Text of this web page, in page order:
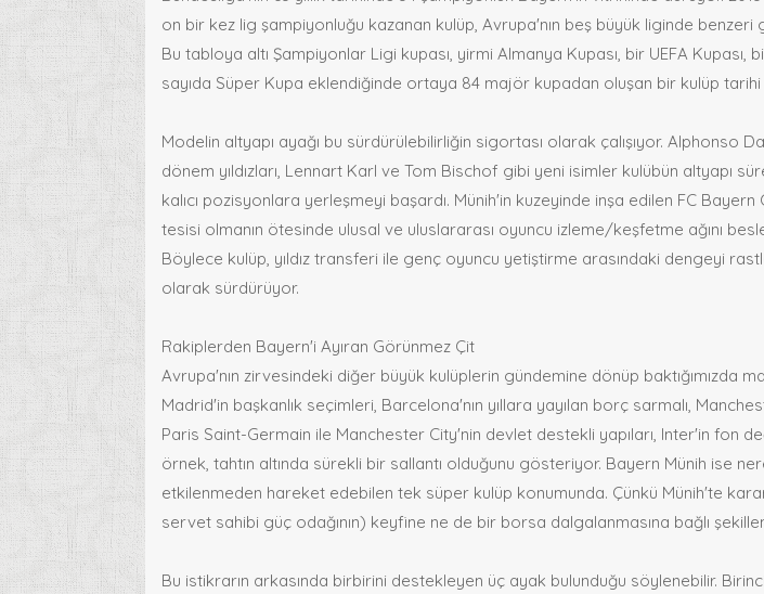
on bir kez lig şampiyonluğu kazanan kulüp, Avrupa'nın beş büyük liginde benzeri
Bu tabloya altı Şampiyonlar Ligi kupası, yirmi Almanya Kupası, bir UEFA Kupası,
sayıda Süper Kupa eklendiğinde ortaya 84 majör kupadan oluşan bir kulüp tarihi
Modelin altyapı ayağı bu sürdürülebilirliğin sigortası olarak çalışıyor. Alphonso
dönem yıldızları, Lennart Karl ve Tom Bischof gibi yeni isimler kulübün altyapı
kalıcı pozisyonlara yerleşmeyi başardı. Münih'in kuzeyinde inşa edilen FC
tesisi olmanın ötesinde ulusal ve uluslararası oyuncu izleme/keşfetme ağını
Böylece kulüp, yıldız transferi ile genç oyuncu yetiştirme arasındaki dengeyi
olarak sürdürüyor.
Rakiplerden Bayern'i Ayıran Görünmez Çit
Avrupa'nın zirvesindeki diğer büyük kulüplerin gündemine dönüp baktığımızda
Madrid'in başkanlık seçimleri, Barcelona'nın yıllara yayılan borç sarmalı,
Paris Saint-Germain ile Manchester City'nin devlet destekli yapıları, Inter'in fon
örnek, tahtın altında sürekli bir sallantı olduğunu gösteriyor. Bayern Münih ise
etkilenmeden hareket edebilen tek süper kulüp konumunda. Çünkü Münih'te
servet sahibi güç odağının) keyfine ne de bir borsa dalgalanmasına bağlı
Bu istikrarın arkasında birbirini destekleyen üç ayak bulunduğu söylenebilir.